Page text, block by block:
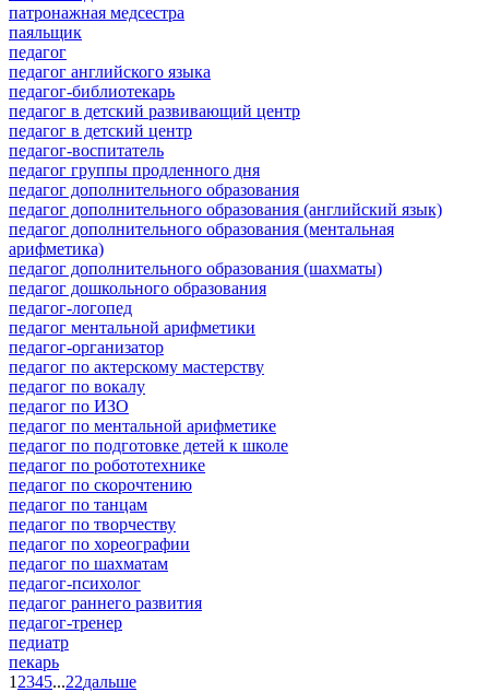
патронажная медсестра
паяльщик
педагог
педагог английского языка
педагог-библиотекарь
педагог в детский развивающий центр
педагог в детский центр
педагог-воспитатель
педагог группы продленного дня
педагог дополнительного образования
педагог дополнительного образования (английский язык)
педагог дополнительного образования (ментальная
арифметика)
педагог дополнительного образования (шахматы)
педагог дошкольного образования
педагог-логопед
педагог ментальной арифметики
педагог-организатор
педагог по актерскому мастерству
педагог по вокалу
педагог по ИЗО
педагог по ментальной арифметике
педагог по подготовке детей к школе
педагог по робототехнике
педагог по скорочтению
педагог по танцам
педагог по творчеству
педагог по хореографии
педагог по шахматам
педагог-психолог
педагог раннего развития
педагог-тренер
педиатр
пекарь
1 2345...22дальше